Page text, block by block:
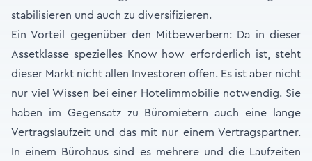
stabilisieren und auch zu diversifizieren.
Ein Vorteil gegenüber den Mitbewerbern: Da in dieser
Assetklasse spezielles Know-how erforderlich ist, steht
dieser Markt nicht allen Investoren offen. Es ist aber nicht
nur viel Wissen bei einer Hotelimmobilie notwendig. Sie
haben im Gegensatz zu Büromietern auch eine lange
Vertragslaufzeit und das mit nur einem Vertragspartner.
In einem Bürohaus sind es mehrere und die Laufzeiten